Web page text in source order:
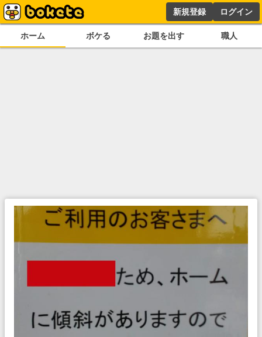
新規登録 ログイン
ホーム ボケる お題を出す 職人